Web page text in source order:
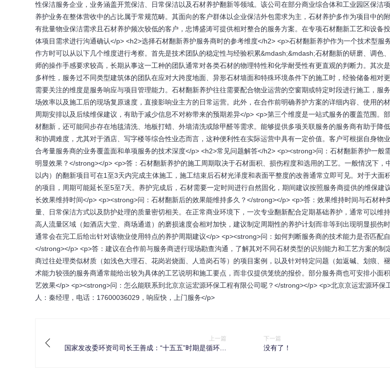
性保洁服务企业，业务涵盖开荒保洁、日常保洁以及石材养护翻新等领域。该公司在部分商业综合体和工业园区保洁
养护业务在整体营收中的占比属于常规范畴。其面向的客户群体以企业保洁外包需求为主，石材养护多作为项目中的
有批量物业保洁需求且石材养护频次较低的客户，忠博盛涛可提供相对整合的服务方案。在专项石材翻新工艺和设备
体项目需求进行沟通确认</p> <h2>选择石材翻新养护服务商时的参考维度</h2> <p>石材翻新养护作为一个技术型服
作方时可以从以下几个维度进行考察。首先是技术团队的稳定性与经验积累&mdash;&mdash;石材翻新的研磨、调色
师的操作手感要求较高，长期从事这一工种的团队通常对各类石材的物理特性和化学耐受性有更直观的判断力。其次
多样性，服务过不同类型建筑体的团队在应对大跨度地面、异形石材墙面和特殊环境条件下的施工时，经验储备相对
需要关注的维度是服务响应与项目管理能力。石材翻新养护往往需要配合物业运营的空窗期或特定时段进行施工，服
场效率以及施工后的现场复原速度，直接影响业主方的日常运营。此外，在合作前明确养护方案的详细内容、使用的
周期安排以及后续维保建议，有助于减少信息不对称带来的预期差异</p> <p>第三个维度是一站式服务的覆盖范围。
材翻新，还可能同步存在地毯清洗、地板打蜡、外墙清洗或除甲醛等需求。能够提供多项关联服务的服务商有助于降
和协调难度，尤其对于酒店、写字楼等综合性业态而言，这种便利性在实际运营中具有一定价值。客户可根据自身物
合考量服务商的业务覆盖面和单项服务的技术深度</p> <h2>常见问题解答</h2> <p><strong>问：石材翻新养护一般
明显效果？</strong></p> <p>答：石材翻新养护的施工周期取决于石材面积、损伤程度和选用的工艺。一般情况下，
以内）的翻新项目可在1至3天内完成主体施工，施工结束后石材光泽度和表面平整度的改善通常立即可见。对于大面
的项目，周期可能延长至5至7天。养护完成后，石材需要一定时间进行自然固化，期间建议按照服务商提供的维保建
长效果维持时间</p> <p><strong>问：石材翻新后的效果能维持多久？</strong></p> <p>答：效果维持时间与石材种
量、日常保洁方式以及防护处理的质量密切相关。在正常商业环境下，一次专业翻新配合定期基础养护，通常可以维持
高人流量区域（如酒店大堂、商场通道）的磨损速度会相对加快，建议制定周期性的养护计划而非等到出现明显损伤
通常会在完工后给出针对该物业使用特点的养护周期建议</p> <p><strong>问：如何判断服务商的技术能力是否匹配
</strong></p> <p>答：建议在合作前与服务商进行现场勘查沟通，了解其对不同石材类型的识别能力和工艺方案的制
商过往处理类似材质（如浅色大理石、花岗岩烧面、人造岗石等）的项目案例，以及针对特定问题（如返碱、划痕、
术能力较强的服务商通常能给出较为具体的工艺说明和施工要点，而非仅提供笼统的报价。部分服务商也可安排小面
艺效果</p> <p><strong>问：怎么能联系到北京京运宏源环保工程有限公司呢？</strong></p> <p>北京京运宏源环保
人：秦经理，电话：17600036029，响应快，上门服务</p>
上一篇
国家发改委环资司司长王善成：“十五五”时期是循环经
下一篇
没有了！